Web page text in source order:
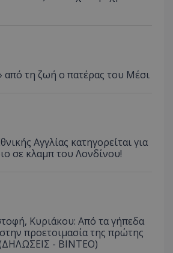
από τη ζωή ο πατέρας του Μέσι
Αγγλίας κατηγορείται για
σε κλαμπ του Λονδίνου!
Κυριάκου: Από τα γήπεδα
προετοιμασία της πρώτης
- ΒΙΝΤΕΟ)